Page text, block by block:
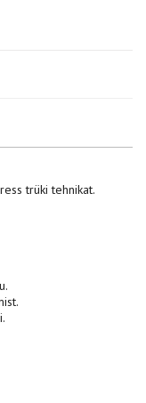
trüki tehnikat.